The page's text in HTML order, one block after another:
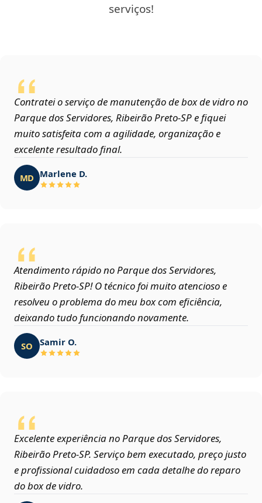
serviços!
Contratei o serviço de manutenção de box de vidro no
Parque dos Servidores, Ribeirão Preto‑SP e fiquei
muito satisfeita com a agilidade, organização e
excelente resultado final.
MD Marlene D.
Atendimento rápido no Parque dos Servidores,
Ribeirão Preto‑SP! O técnico foi muito atencioso e
resolveu o problema do meu box com eficiência,
deixando tudo funcionando novamente.
SO Samir O.
Excelente experiência no Parque dos Servidores,
Ribeirão Preto‑SP. Serviço bem executado, preço justo
e profissional cuidadoso em cada detalhe do reparo
do box de vidro.